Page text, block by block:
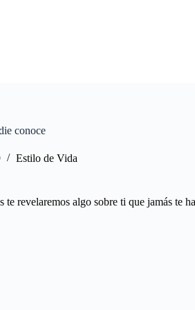
conoce
Estilo de Vida
revelaremos algo sobre ti que jamás te